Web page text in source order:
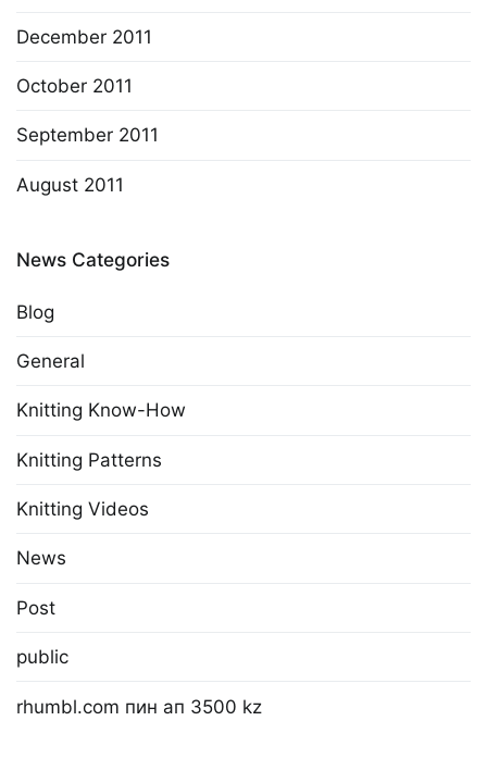
December 2011
October 2011
September 2011
August 2011
News Categories
Blog
General
Knitting Know-How
Knitting Patterns
Knitting Videos
News
Post
public
rhumbl.com пин ап 3500 kz